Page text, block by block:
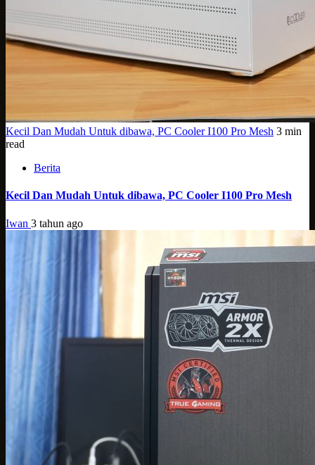
Kecil Dan Mudah Untuk dibawa, PC Cooler I100 Pro Mesh 3 min
read
Berita
Kecil Dan Mudah Untuk dibawa, PC Cooler I100 Pro Mesh
Iwan 3 tahun ago